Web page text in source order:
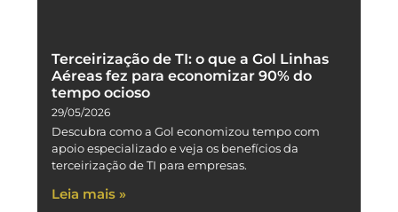
Terceirização de TI: o que a Gol Linhas
Aéreas fez para economizar 90% do
tempo ocioso
29/05/2026
Descubra como a Gol economizou tempo com
apoio especializado e veja os benefícios da
terceirização de TI para empresas.
Leia mais »